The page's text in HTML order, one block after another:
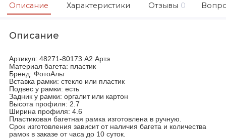
Описание Характеристики Отзывы 0
Описание
Артикул: 48271-80173 А2 Артэ
Материал багета: пластик
Бренд: ФотоАльт
Вставка рамки: стекло или пластик
Подвес у рамки: есть
Задник у рамки: оргалит или картон
Высота профиля: 2.7
Ширина профиля: 4.6
Пластиковая багетная рамка изготовлена в ручную.
Срок изготовления зависит от наличия багета и количества
рамок в заказе от часа до 10 суток.